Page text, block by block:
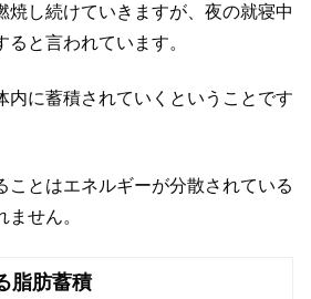
焼し続けていきますが、夜の就寝中
と言われています。
内に蓄積されていくということです
ことはエネルギーが分散されている
せん。
脂肪蓄積